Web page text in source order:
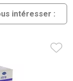
intéresser :